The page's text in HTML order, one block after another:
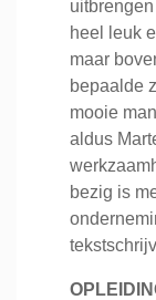
heel leuk
maar
bepaalde
mooie
aldus
bezig is